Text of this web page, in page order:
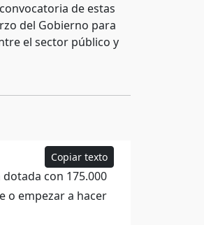
de estas
del Gobierno para
el sector público y
Copiar texto
con 175.000
o empezar a hacer